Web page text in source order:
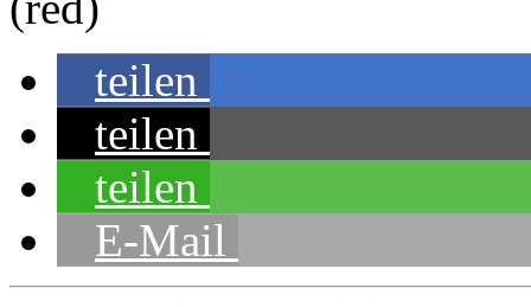
teilen
teilen
teilen
E-Mail